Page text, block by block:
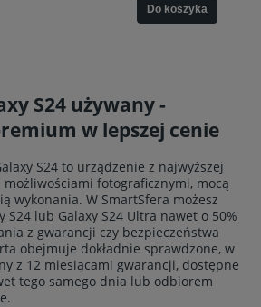
Do koszyka
S24 używany -
w lepszej cenie
S24 to urządzenie z najwyższej
możliwościami fotograficznymi, mocą
wykonania. W SmartSfera możesz
S24 lub Galaxy S24 Ultra nawet o 50%
z gwarancji czy bezpieczeństwa
obejmuje dokładnie sprawdzone, w
z 12 miesiącami gwarancji, dostępne
tego samego dnia lub odbiorem